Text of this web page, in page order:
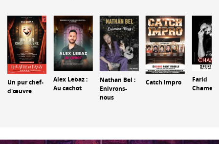
Un pur chef-
d'œuvre
Alex Lebaz :
Au cachot
Nathan Bel :
Enivrons-
nous
Catch Impro
Farid